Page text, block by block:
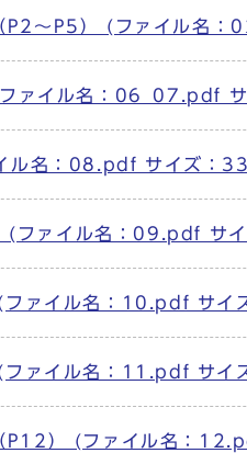
～P5） (ファイル名
ァイル名：06_07.pdf
ル名：08.pdf サイズ：
ファイル名：09.pdf サ
ァイル名：10.pdf サ
ァイル名：11.pdf サイ
P12） (ファイル名：